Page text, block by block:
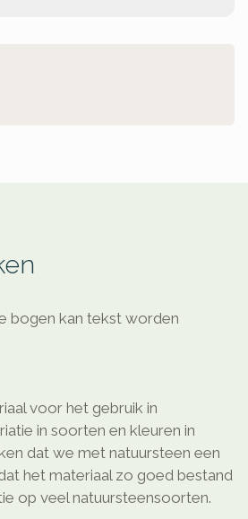
bogen kan tekst worden
voor het gebruik in
in soorten en kleuren in
dat we met natuursteen een
het materiaal zo goed bestand
op veel natuursteensoorten.